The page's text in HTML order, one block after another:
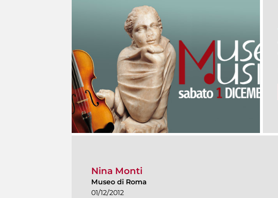
Nina Monti
Museo di Roma
01/12/2012